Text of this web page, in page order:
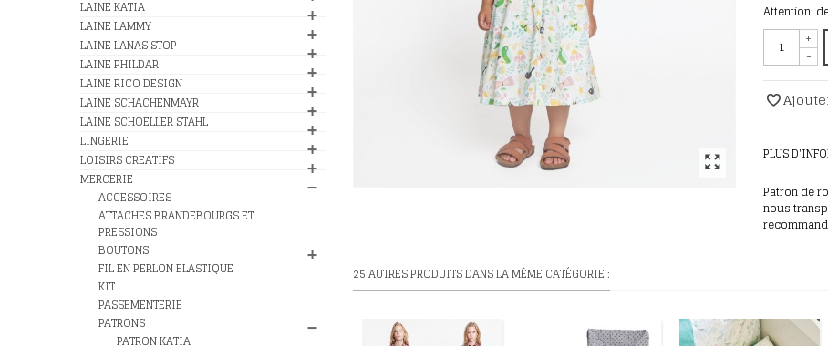
LAINE KATIA
LAINE LAMMY
LAINE LANAS STOP
LAINE PHILDAR
LAINE RICO DESIGN
LAINE SCHACHENMAYR
LAINE SCHOELLER STAHL
LINGERIE
LOISIRS CREATIFS
MERCERIE
ACCESSOIRES
ATTACHES BRANDEBOURGS ET
PRESSIONS
BOUTONS
FIL EN PERLON ELASTIQUE
KIT
PASSEMENTERIE
PATRONS
PATRON KATIA
Attention:
-
+
PLUS
Patron de
nous
25 AUTRES PRODUITS DANS LA MÊME CATÉGORIE :